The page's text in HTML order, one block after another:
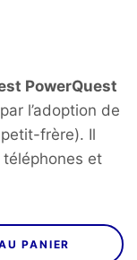
PowerQuest
par l’adoption de
frère). Il
et
PANIER